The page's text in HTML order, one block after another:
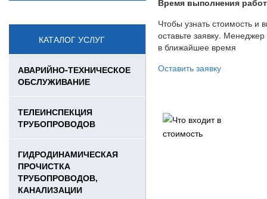
КАТАЛОГ УСЛУГ
АВАРИЙНО-ТЕХНИЧЕСКОЕ
ОБСЛУЖИВАНИЕ
ТЕЛЕИНСПЕКЦИЯ
ТРУБОПРОВОДОВ
ГИДРОДИНАМИЧЕСКАЯ
ПРОЧИСТКА
ТРУБОПРОВОДОВ,
КАНАЛИЗАЦИИ
Время выполнения
Чтобы узнать стоимость и
оставьте заявку.
в ближайшее время
Оставить заявку